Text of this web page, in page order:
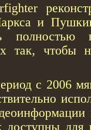
и
полностью
так, чтобы
с 2006
доступны